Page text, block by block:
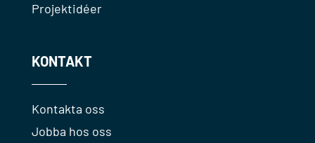
Projektidéer
KONTAKT
Kontakta oss
Jobba hos oss